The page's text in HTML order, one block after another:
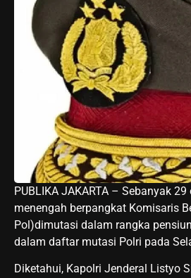
PUBLIKA JAKARTA – Sebanyak
menengah berpangkat Komisaris
Pol)dimutasi dalam rangka
dalam daftar mutasi Polri pada
Diketahui, Kapolri Jenderal Listyo